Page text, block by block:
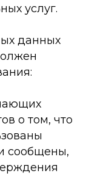
услуг.
данных
о том, что
сообщены,